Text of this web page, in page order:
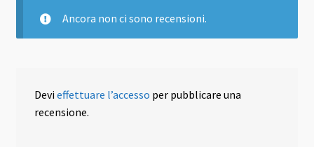
Ancora non ci sono recensioni.
Devieffettuare l’accesso per pubblicare una
recensione.